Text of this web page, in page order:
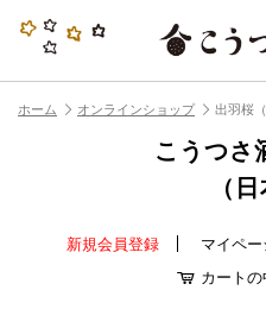
ホーム オンラインショップ 出羽桜
こうつさ
（
新規会員登録 マイペー
カート